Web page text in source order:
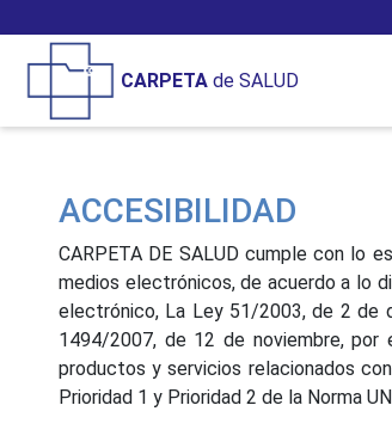
CARPETA de SALUD
ACCESIBILIDAD
CARPETA DE SALUD cumple con lo
medios electrónicos, de acuerdo a lo
electrónico, La Ley 51/2003, de 2 de
1494/2007, de 12 de noviembre, por
productos y servicios relacionados
Prioridad 1 y Prioridad 2 de la Norma